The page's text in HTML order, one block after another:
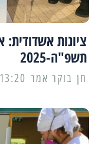
ציונות אשדודית:
תשפ"ה-2025
13:20 | 25/03/2025